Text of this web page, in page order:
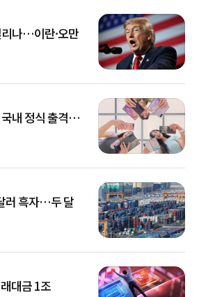
나…이란·오만
국내 정식 출격…
러 흑자…두 달
대금 1조